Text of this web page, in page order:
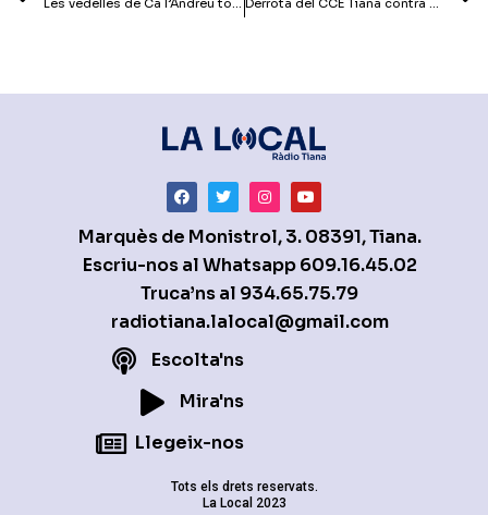
Les vedelles de Ca l’Andreu tornen a campar per les seves Derrota del CCE Tiana contra el Bufalà (1-2) en un partit marcat per la duresa
Marquès de Monistrol, 3. 08391, Tiana.
Escriu-nos al Whatsapp609.16.45.02
Truca’ns al 934.65.75.79
radiotiana.lalocal@gmail.com
Escolta'ns
Mira'ns
Llegeix-nos
Tots els drets reservats.
La Local 2023